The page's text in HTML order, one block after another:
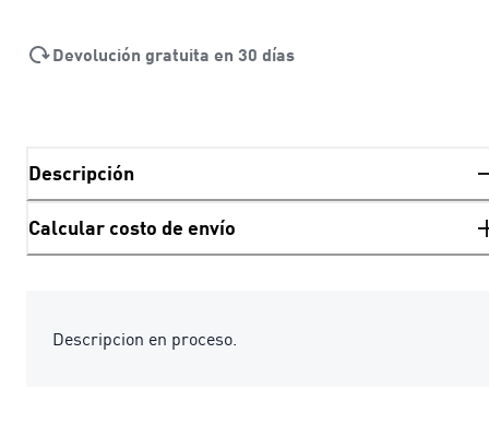
Devolución gratuita en 30 días
Descripción
Calcular costo de envío
Descripcion en proceso.